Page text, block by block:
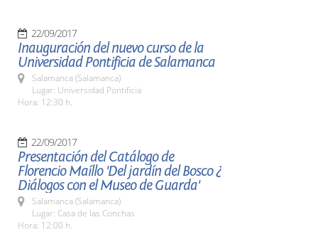
22/09/2017
Inauguración del nuevo curso de la
Universidad Pontificia de Salamanca
Salamanca (Salamanca)
Lugar: Universidad Pontificia
Hora: 12:30 h.
22/09/2017
Presentación del Catálogo de
Florencio Maíllo 'Del jardín del Bosco ¿
Diálogos con el Museo de Guarda'
Salamanca (Salamanca)
Lugar: Casa de las Conchas
Hora: 12:00 h.